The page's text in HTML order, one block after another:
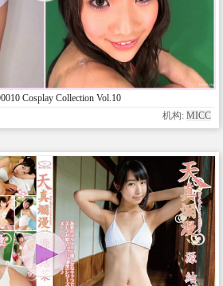
Cosplay Collection Vol.10
机构: MICC